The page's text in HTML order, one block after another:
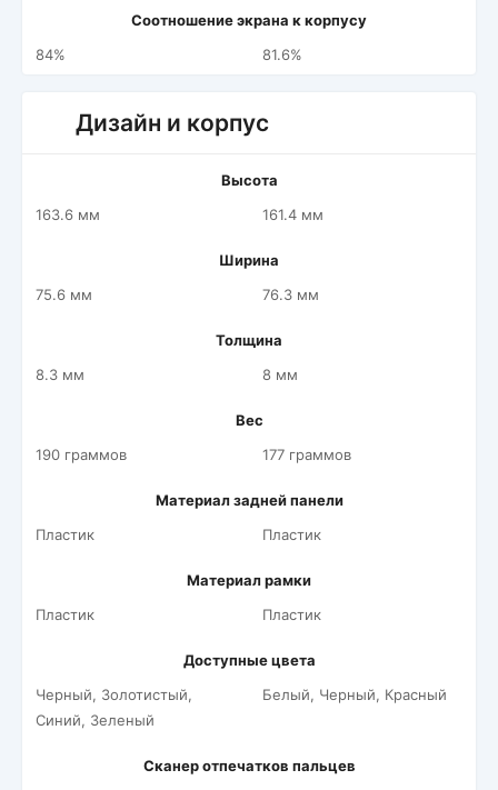
Соотношение экрана к корпусу
84%
81.6%
Дизайн и корпус
Высота
163.6 мм
161.4 мм
Ширина
75.6 мм
76.3 мм
Толщина
8.3 мм
8 мм
Вес
190 граммов
177 граммов
Материал задней панели
Пластик
Пластик
Материал рамки
Пластик
Пластик
Доступные цвета
Черный, Золотистый,
Синий, Зеленый
Белый, Черный, Красный
Сканер отпечатков пальцев